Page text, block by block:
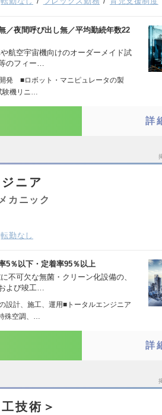
／夜間呼び出し無／平均勤続年数22
航空宇宙機向けのオーダーメイド試
のフィー…
発 ■ロボット・マニピュレータの製
機リニ…
詳
ニア
カニック
転勤なし
5％以下・定着率95％以上
不可欠な無菌・クリーン化設備の、
よび竣工…
設計、施工、運用■トータルエンジニア
殊空調、…
詳
技術＞